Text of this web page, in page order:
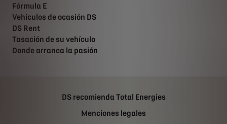
Fórmula E
Vehiculos de ocasión DS
DS Rent
Tasación de su vehículo
Donde arranca la pasión
DS recomienda Total Energies
Menciones legales